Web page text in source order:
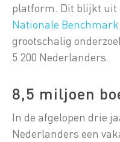
platform. Dit blijkt uit
Nationale
grootschalig
5.200 Nederlanders.
8,5 miljoen
In de afgelopen drie
Nederlanders een